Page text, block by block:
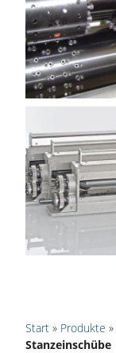
Start » Produkte »
Stanzeinschübe